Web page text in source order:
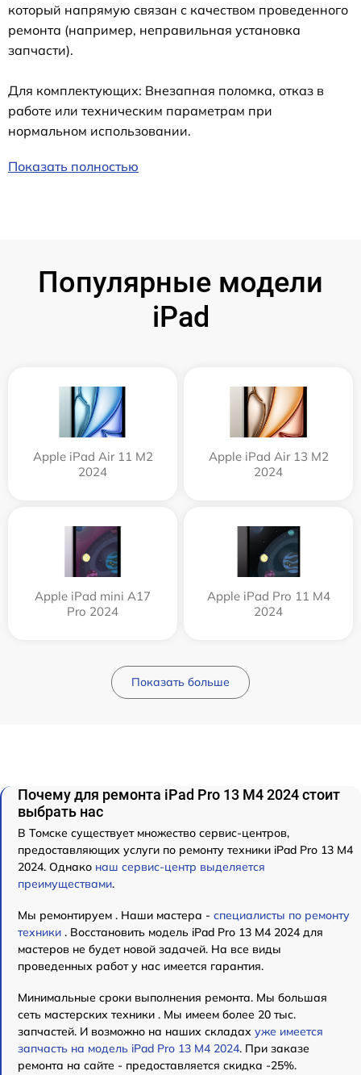
который напрямую связан с качеством проведенного
ремонта (например, неправильная установка
запчасти).
Для комплектующих: Внезапная поломка, отказ в
работе или техническим параметрам при
нормальном использовании.
Показать полностью
Популярные модели
iPad
Apple iPad Air 11 M2
2024
Apple iPad Air 13 M2
2024
Apple iPad mini A17
Pro 2024
Apple iPad Pro 11 M4
2024
Показать больше
Почему для ремонта iPad Pro 13 M4 2024 стоит
выбрать нас
В Томске существует множество сервис-центров,
предоставляющих услуги по ремонту техники iPad Pro 13 M4
2024. Однако наш сервис-центр выделяется
преимуществами.
Мы ремонтируем . Наши мастера - специалисты по ремонту
техники . Восстановить модель iPad Pro 13 M4 2024 для
мастеров не будет новой задачей. На все виды
проведенных работ у нас имеется гарантия.
Минимальные сроки выполнения ремонта. Мы большая
сеть мастерских техники . Мы имеем более 20 тыс.
запчастей. И возможно на наших складах уже имеется
запчасть на модель iPad Pro 13 M4 2024. При заказе
ремонта на сайте - предоставляется скидка -25%.